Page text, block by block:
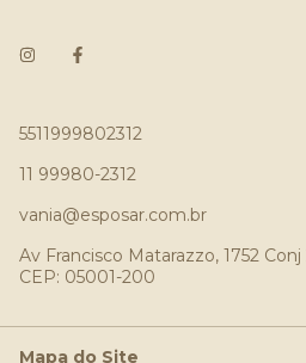
5511999802312
11 99980-2312
vania@esposar.com.br
Av Francisco Matarazzo, 1752
CEP: 05001-200
Mapa do Site